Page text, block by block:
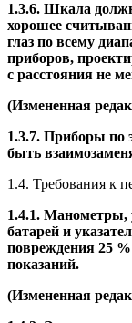
1.3.6. Шкала
хорошее
глаз по всему
приборов,
с расстояния не
(Измененная
1.3.7. Приборы по
быть
1.4. Требования к
1.4.1. Манометры,
батарей и
повреждения 25
показаний.
(Измененная